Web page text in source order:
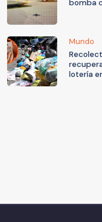
bomba
Mundo
lotería